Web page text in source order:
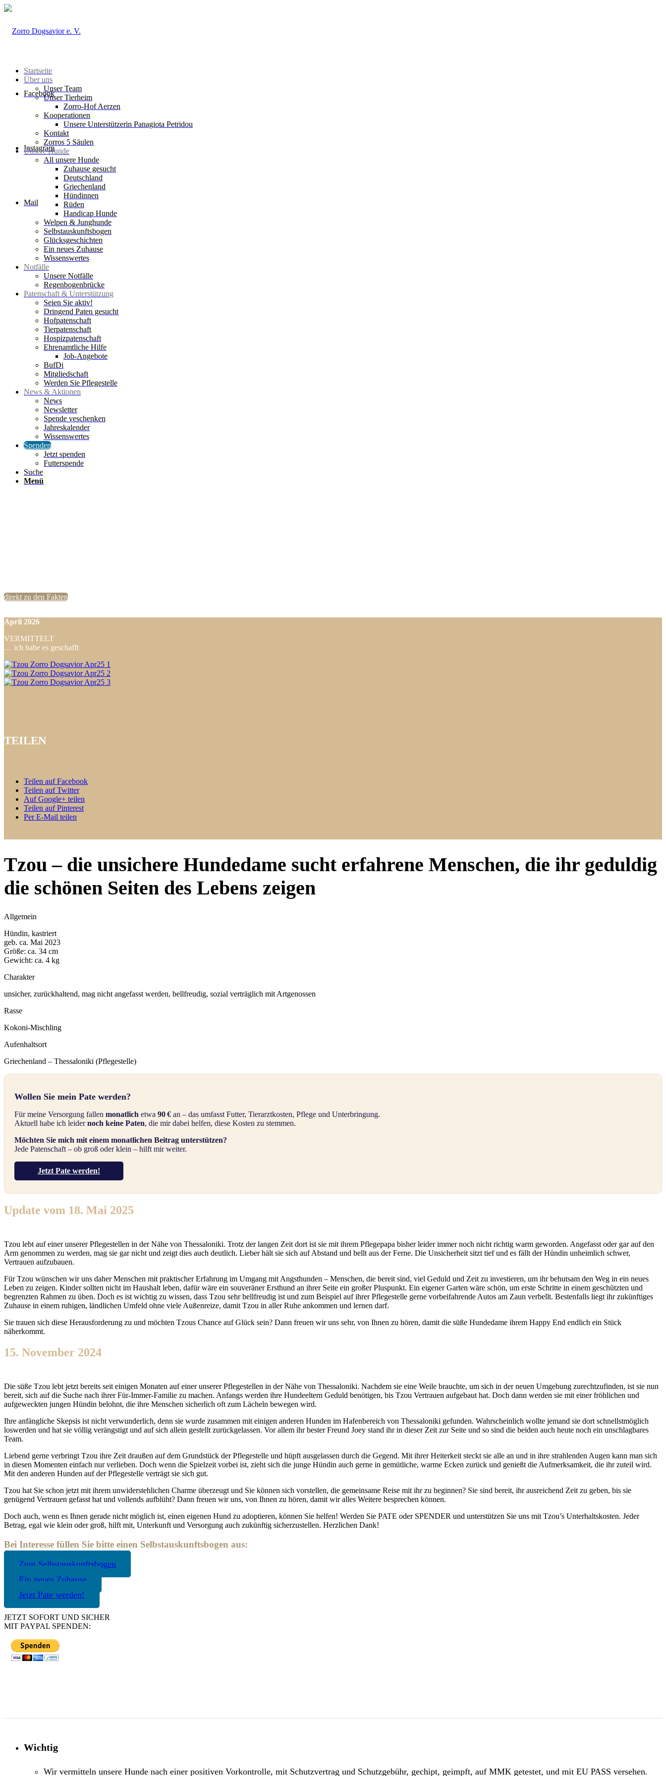
Facebook
Instagram
Mail
Startseite
Über uns
Unser Team
Unser Tierheim
Zorro-Hof Aerzen
Kooperationen
Unsere Unterstützerin Panagiota Petridou
Kontakt
Zorros 5 Säulen
Unsere Hunde
All unsere Hunde
Zuhause gesucht
Deutschland
Griechenland
Hündinnen
Rüden
Handicap Hunde
Welpen & Junghunde
Selbstauskunftsbogen
Glücksgeschichten
Ein neues Zuhause
Wissenswertes
Notfälle
Unsere Notfälle
Regenbogenbrücke
Patenschaft & Unterstützung
Seien Sie aktiv!
Dringend Paten gesucht
Hofpatenschaft
Tierpatenschaft
Hospizpatenschaft
Ehrenamtliche Hilfe
Job-Angebote
BufDi
Mitgliedschaft
Werden Sie Pflegestelle
News & Aktionen
News
Newsletter
Spende veschenken
Jahreskalender
Wissenswertes
Spenden
Jetzt spenden
Futterspende
Suche
Menü
direkt zu den Fakten
April 2026
VERMITTELT
… ich habe es geschafft
TEILEN
Teilen auf Facebook
Teilen auf Twitter
Auf Google+ teilen
Teilen auf Pinterest
Per E-Mail teilen
Tzou – die unsichere Hundedame sucht erfahrene Menschen, die ihr geduldig
die schönen Seiten des Lebens zeigen
Allgemein
Hündin, kastriert
geb. ca. Mai 2023
Größe: ca. 34 cm
Gewicht: ca. 4 kg
Charakter
unsicher, zurückhaltend, mag nicht angefasst werden, bellfreudig, sozial verträglich mit Artgenossen
Rasse
Kokoni-Mischling
Aufenhaltsort
Griechenland – Thessaloniki (Pflegestelle)
Wollen Sie mein Pate werden?
Für meine Versorgung fallen monatlich etwa 90 € an – das umfasst Futter, Tierarztkosten, Pflege und Unterbringung.
Aktuell habe ich leidernoch keine Paten, die mir dabei helfen, diese Kosten zu stemmen.
Möchten Sie mich mit einem monatlichen Beitrag unterstützen?
Jede Patenschaft – ob groß oder klein – hilft mir weiter.
Jetzt Pate werden!
Update vom 18. Mai 2025
Tzou lebt auf einer unserer Pflegestellen in der Nähe von Thessaloniki. Trotz der langen Zeit dort ist sie mit ihrem Pflegepapa bisher leider immer noch nicht richtig warm geworden. Angefasst oder gar auf den
Arm genommen zu werden, mag sie gar nicht und zeigt dies auch deutlich. Lieber hält sie sich auf Abstand und bellt aus der Ferne. Die Unsicherheit sitzt tief und es fällt der Hündin unheimlich schwer,
Vertrauen aufzubauen.
Für Tzou wünschen wir uns daher Menschen mit praktischer Erfahrung im Umgang mit Angsthunden – Menschen, die bereit sind, viel Geduld und Zeit zu investieren, um ihr behutsam den Weg in ein neues
Leben zu zeigen. Kinder sollten nicht im Haushalt leben, dafür wäre ein souveräner Ersthund an ihrer Seite ein großer Pluspunkt. Ein eigener Garten wäre schön, um erste Schritte in einem geschützten und
begrenzten Rahmen zu üben. Doch es ist wichtig zu wissen, dass Tzou sehr bellfreudig ist und zum Beispiel auf ihrer Pflegestelle gerne vorbeifahrende Autos am Zaun verbellt. Bestenfalls liegt ihr zukünftiges
Zuhause in einem ruhigen, ländlichen Umfeld ohne viele Außenreize, damit Tzou in aller Ruhe ankommen und lernen darf.
Sie trauen sich diese Herausforderung zu und möchten Tzous Chance auf Glück sein? Dann freuen wir uns sehr, von Ihnen zu hören, damit die süße Hundedame ihrem Happy End endlich ein Stück
näherkommt.
15. November 2024
Die süße Tzou lebt jetzt bereits seit einigen Monaten auf einer unserer Pflegestellen in der Nähe von Thessaloniki. Nachdem sie eine Weile brauchte, um sich in der neuen Umgebung zurechtzufinden, ist sie nun
bereit, sich auf die Suche nach ihrer Für-Immer-Familie zu machen. Anfangs werden ihre Hundeeltern Geduld benötigen, bis Tzou Vertrauen aufgebaut hat. Doch dann werden sie mit einer fröhlichen und
aufgeweckten jungen Hündin belohnt, die ihre Menschen sicherlich oft zum Lächeln bewegen wird.
Ihre anfängliche Skepsis ist nicht verwunderlich, denn sie wurde zusammen mit einigen anderen Hunden im Hafenbereich von Thessaloniki gefunden. Wahrscheinlich wollte jemand sie dort schnellstmöglich
loswerden und hat sie völlig verängstigt und auf sich allein gestellt zurückgelassen. Vor allem ihr bester Freund Joey stand ihr in dieser Zeit zur Seite und so sind die beiden auch heute noch ein unschlagbares
Team.
Liebend gerne verbringt Tzou ihre Zeit draußen auf dem Grundstück der Pflegestelle und hüpft ausgelassen durch die Gegend. Mit ihrer Heiterkeit steckt sie alle an und in ihre strahlenden Augen kann man sich
in diesen Momenten einfach nur verlieben. Doch wenn die Spielzeit vorbei ist, zieht sich die junge Hündin auch gerne in gemütliche, warme Ecken zurück und genießt die Aufmerksamkeit, die ihr zuteil wird.
Mit den anderen Hunden auf der Pflegestelle verträgt sie sich gut.
Tzou hat Sie schon jetzt mit ihrem unwiderstehlichen Charme überzeugt und Sie können sich vorstellen, die gemeinsame Reise mit ihr zu beginnen? Sie sind bereit, ihr ausreichend Zeit zu geben, bis sie
genügend Vertrauen gefasst hat und vollends aufblüht? Dann freuen wir uns, von Ihnen zu hören, damit wir alles Weitere besprechen können.
Doch auch, wenn es Ihnen gerade nicht möglich ist, einen eigenen Hund zu adoptieren, können Sie helfen! Werden Sie PATE oder SPENDER und unterstützen Sie uns mit Tzou’s Unterhaltskosten. Jeder
Betrag, egal wie klein oder groß, hilft mit, Unterkunft und Versorgung auch zukünftig sicherzustellen. Herzlichen Dank!
Bei Interesse füllen Sie bitte einen Selbstauskunftsbogen aus:
Zum Selbstauskunftsbogen
Ein neues Zuhause
Jetzt Pate werden!
JETZT SOFORT UND SICHER
MIT PAYPAL SPENDEN:
Wichtig
Wir vermitteln unsere Hunde nach einer positiven Vorkontrolle, mit Schutzvertrag und Schutzgebühr, gechipt, geimpft, auf MMK getestet, und mit EU PASS versehen.